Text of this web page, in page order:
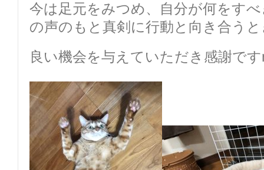
今は足元をみつめ、自分が何をす
の声のもと真剣に行動と向き合う
良い機会を与えていただき感謝で